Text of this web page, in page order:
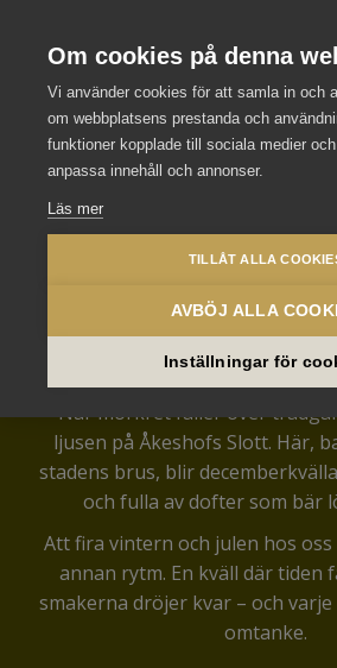
Se våra andra slott och hotell
Jul på Åkeshofs
När mörkret faller över
ljusen på Åkeshofs Slott. Här,
stadens brus, blir
och fulla av dofter som bär
Att fira vintern och julen hos
annan rytm. En kväll där tiden
smakerna dröjer kvar – och varje
omtanke.
Om cookies på denna
Vi använder cookies för att samla in och
om webbplatsens prestanda och
funktioner kopplade till sociala medier
anpassa innehåll och annonser.
Läs mer
TILLÅT ALLA
AVBÖJ ALLA
Inställningar för